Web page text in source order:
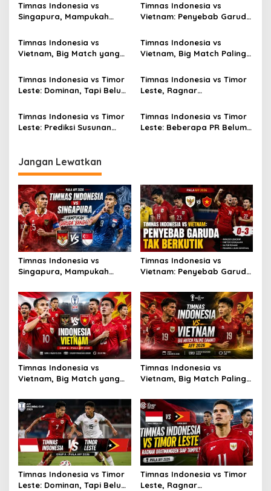
Timnas Indonesia vs
Singapura, Mampukah
Timnas Indonesia vs
Vietnam: Penyebab Garuda
Timnas Indonesia vs
Vietnam, Big Match yang
Timnas Indonesia vs
Vietnam, Big Match Paling
Timnas Indonesia vs Timor
Leste: Dominan, Tapi Belum
Timnas Indonesia vs Timor
Leste, Ragnar
Timnas Indonesia vs Timor
Leste: Prediksi Susunan
Timnas Indonesia vs Timor
Leste: Beberapa PR Belum
Jangan Lewatkan
Timnas Indonesia vs
Singapura, Mampukah
Timnas Indonesia vs
Vietnam: Penyebab Garuda
Timnas Indonesia vs
Vietnam, Big Match yang
Timnas Indonesia vs
Vietnam, Big Match Paling
Timnas Indonesia vs Timor
Leste: Dominan, Tapi Belum
Timnas Indonesia vs Timor
Leste, Ragnar